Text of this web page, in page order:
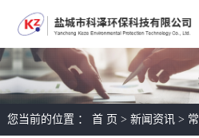
您当前的位置 ： 首 页 > 新闻资讯>